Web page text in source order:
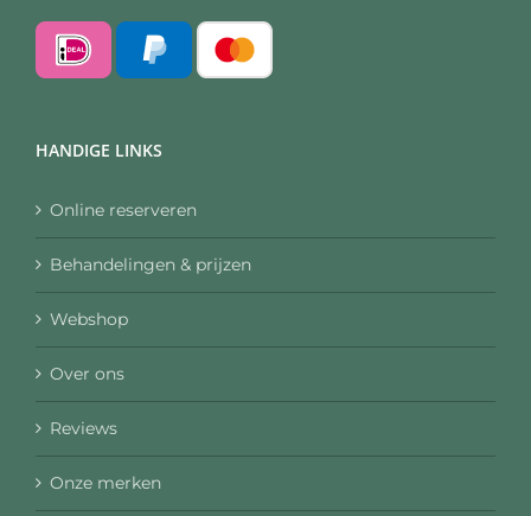
HANDIGE LINKS
Online reserveren
Behandelingen & prijzen
Webshop
Over ons
Reviews
Onze merken